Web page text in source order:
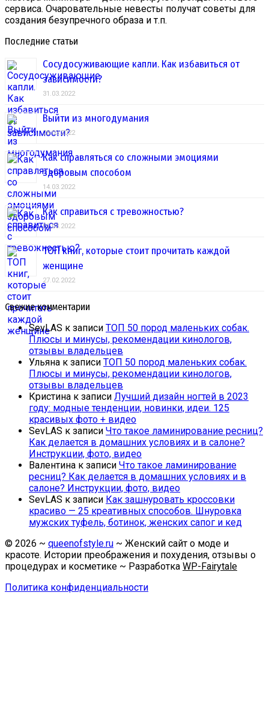
сервиса. Очаровательные невесты получат советы для
создания безупречного образа и т.п.
Последние статьи
Сосудосуживающие капли. Как избавиться от
зависимости?
31.03.2022
Выйти из многодумания
28.03.2022
Как справляться со сложными эмоциями
здоровым способом
14.03.2022
Как справиться с тревожностью?
01.03.2022
ТОП книг, которые стоит прочитать каждой
женщине
27.02.2022
Свежие комментарии
SevLAS к записи ТОП 50 пород маленьких собак.
Плюсы и минусы, рекомендации кинологов,
отзывы владельцев
Ульяна к записи ТОП 50 пород маленьких собак.
Плюсы и минусы, рекомендации кинологов,
отзывы владельцев
Кристина к записи Лучший дизайн ногтей в 2023
году: модные тенденции, новинки, идеи. 125
красивых фото + видео
SevLAS к записи Что такое ламинирование ресниц?
Как делается в домашних условиях и в салоне?
Инструкции, фото, видео
Валентина к записи Что такое ламинирование
ресниц? Как делается в домашних условиях и в
салоне? Инструкции, фото, видео
SevLAS к записи Как зашнуровать кроссовки
красиво — 25 креативных способов. Шнуровка
мужских туфель, ботинок, женских сапог и кед
© 2026 ~ queenofstyle.ru ~ Женский сайт о моде и
красоте. Истории преображения и похудения, отзывы о
процедурах и косметике ~ Разработка WP-Fairytale
Политика конфиденциальности